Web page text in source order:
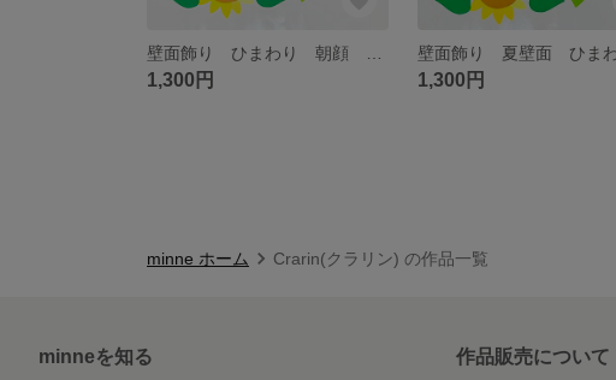
1,300円 1,300円
minne ホーム Crarin(クラリン) の作品一覧
minneを知る 作品販売について